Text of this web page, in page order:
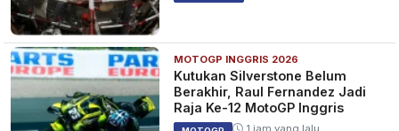
MOTOGP INGGRIS 2026
Kutukan Silverstone Belum
Berakhir, Raul Fernandez Jadi
Raja Ke-12 MotoGP Inggris